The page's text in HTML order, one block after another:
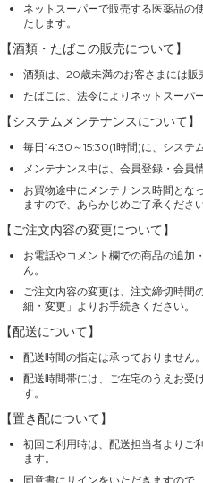
ネットスーパーで販売する医薬品の
たします。
【酒類・たばこの販売について】
酒類は、20歳未満のお客さまには販
たばこは、法令によりネットスーパ
【システムメンテナンスについて】
毎日14:30～15:30(1時間)に、システ
メンテナンス中は、会員登録・会員
お買物途中にメンテナンス時間とな
ますので、あらかじめご了承ください
【ご注文内容の変更について】
お電話やコメント欄での商品の追加
ん。
ご注文内容の変更は、注文締切時間
細・変更」よりお手続きください。
【配送について】
配送時間の指定は承っておりません。
配送時間帯には、ご在宅のうえお受
す。
【置き配について】
初回ご利用時は、配送担当者よりご
ます。
同意書にサインをいただきますので